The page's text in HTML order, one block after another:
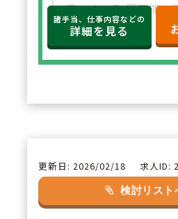
日」まで取得可能。
度は「小学校3年生
きるなど、長期間に
POINT 2
【住まいの支援が手
諸手当、仕事内容などの
詳細を見る
更新日: 2026/02/18 求人ID:
検討リスト